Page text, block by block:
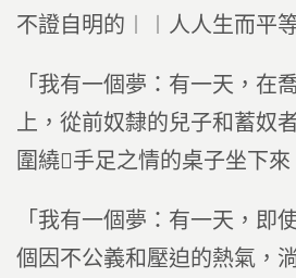
不證自明的︱︱人人生而平等
「我有一個夢：有一天，在
上，從前奴隸的兒子和蓄奴
圍繞手足之情的桌子坐下來
「我有一個夢：有一天，即
個因不公義和壓迫的熱氣，